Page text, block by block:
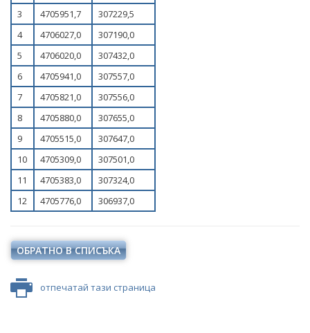
ДРУГИ
ТЪРГОВЕ
3
4705951,7
307229,5
4
4706027,0
307190,0
5
4706020,0
307432,0
6
4705941,0
307557,0
7
4705821,0
307556,0
8
4705880,0
307655,0
9
4705515,0
307647,0
10
4705309,0
307501,0
11
4705383,0
307324,0
12
4705776,0 306937,0
ОБРАТНО В СПИСЪКА
отпечатай тази страница